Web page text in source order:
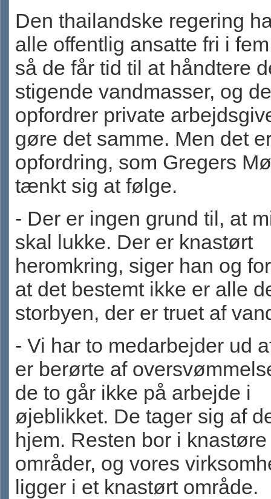
Den thailandske regering
alle offentlig ansatte fri i
så de får tid til at håndtere
stigende vandmasser, og de
opfordrer private
gøre det samme. Men det
opfordring, som Gregers
tænkt sig at følge.
- Der er ingen grund til, at
skal lukke. Der er knastørt
heromkring, siger han og
at det bestemt ikke er alle
storbyen, der er truet af
- Vi har to medarbejder ud
er berørte af
de to går ikke på arbejde i
øjeblikket. De tager sig af
hjem. Resten bor i knastøre
områder, og vores
ligger i et knastørt område.